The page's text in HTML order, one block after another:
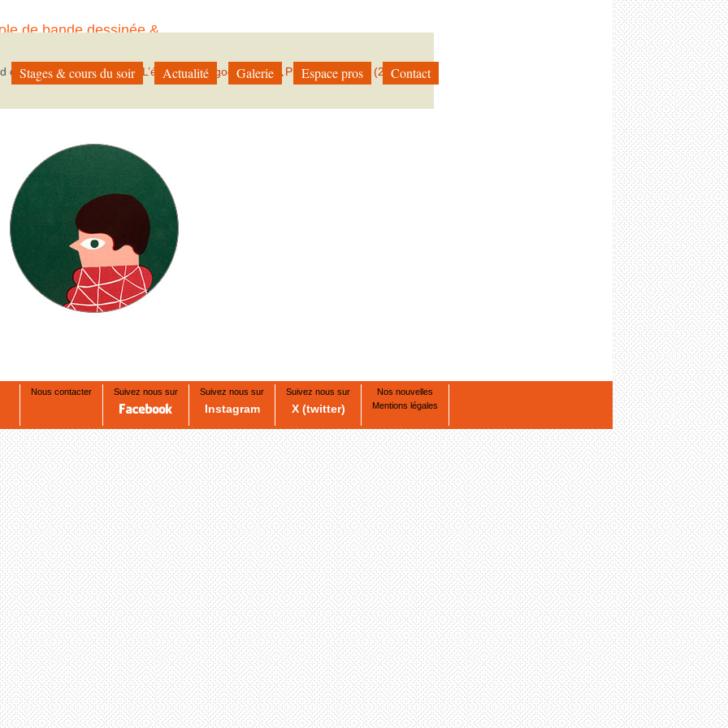
de bande dessinée &
Stages & cours du soir Actualité Galerie Espace pros Contact
on30 septembre 2015in L’équipe pédagogique Pleine résolution (252 × 215)
Nous contacter Suivez nous sur Suivez nous sur
Instagram
Suivez nous sur
X (twitter)
Nos nouvelles
Mentions légales